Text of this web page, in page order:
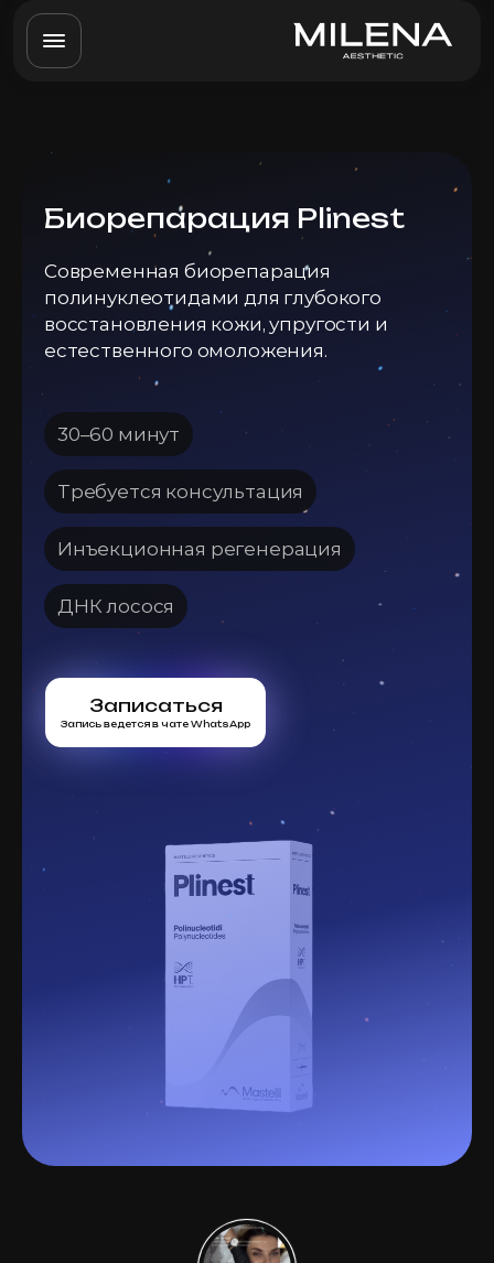
Биорепарация Plinest
Современная биорепарация
полинуклеотидами для глубокого
восстановления кожи, упругости и
естественного омоложения.
30–60 минут
Требуется консультация
Инъекционная регенерация
ДНК лосося
Записаться
Запись ведется в чате WhatsApp